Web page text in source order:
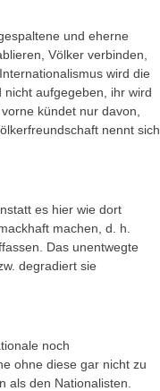
und eherne
Völker verbinden,
wird die
aufgegeben, ihr wird
kündet nur davon,
nennt sich
es hier wie dort
machen, d. h.
Das unentwegte
degradiert sie
noch
ohne diese gar nicht zu
als den Nationalisten.